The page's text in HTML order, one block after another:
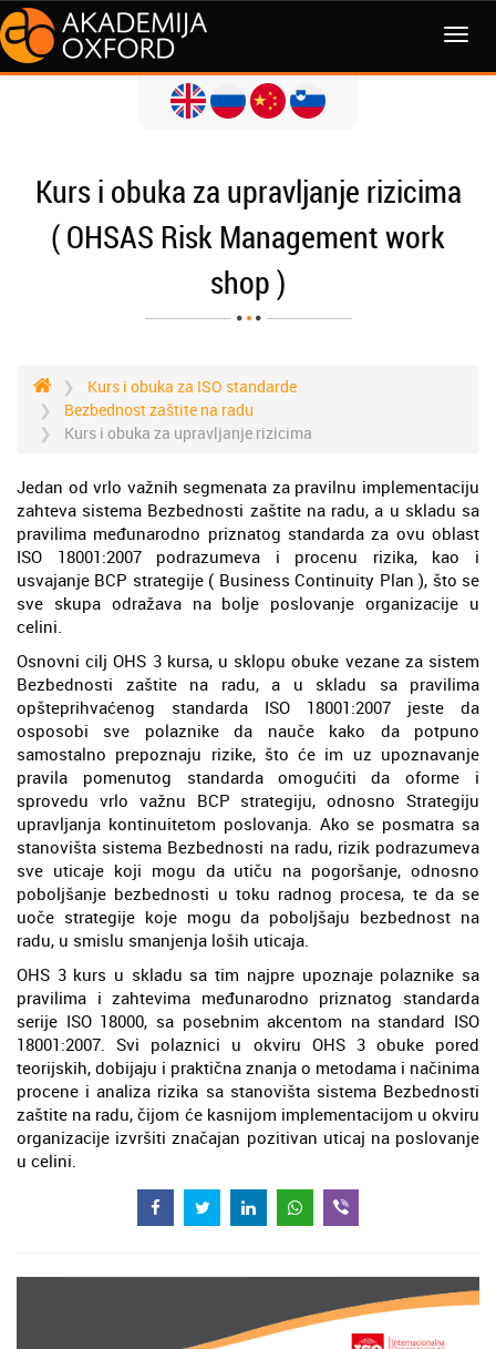
Kurs i obuka za upravljanje rizicima
( OHSAS Risk Management work
shop )
Kurs i obuka za ISO standarde
Bezbednost zaštite na radu
Kurs i obuka za upravljanje rizicima
Jedan od vrlo važnih segmenata za pravilnu implementaciju
zahteva sistema Bezbednosti zaštite na radu, a u skladu sa
pravilima međunarodno priznatog standarda za ovu oblast
ISO 18001:2007 podrazumeva i procenu rizika, kao i
usvajanje BCP strategije ( Business Continuity Plan ), što se
sve skupa odražava na bolje poslovanje organizacije u
celini.
Osnovni cilj OHS 3 kursa, u sklopu obuke vezane za sistem
Bezbednosti zaštite na radu, a u skladu sa pravilima
opšteprihvaćenog standarda ISO 18001:2007 jeste da
osposobi sve polaznike da nauče kako da potpuno
samostalno prepoznaju rizike, što će im uz upoznavanje
pravila pomenutog standarda omogućiti da oforme i
sprovedu vrlo važnu BCP strategiju, odnosno Strategiju
upravljanja kontinuitetom poslovanja. Ako se posmatra sa
stanovišta sistema Bezbednosti na radu, rizik podrazumeva
sve uticaje koji mogu da utiču na pogoršanje, odnosno
poboljšanje bezbednosti u toku radnog procesa, te da se
uoče strategije koje mogu da poboljšaju bezbednost na
radu, u smislu smanjenja loših uticaja.
OHS 3 kurs u skladu sa tim najpre upoznaje polaznike sa
pravilima i zahtevima međunarodno priznatog standarda
serije ISO 18000, sa posebnim akcentom na standard ISO
18001:2007. Svi polaznici u okviru OHS 3 obuke pored
teorijskih, dobijaju i praktična znanja o metodama i načinima
procene i analiza rizika sa stanovišta sistema Bezbednosti
zaštite na radu, čijom će kasnijom implementacijom u okviru
organizacije izvršiti značajan pozitivan uticaj na poslovanje
u celini.